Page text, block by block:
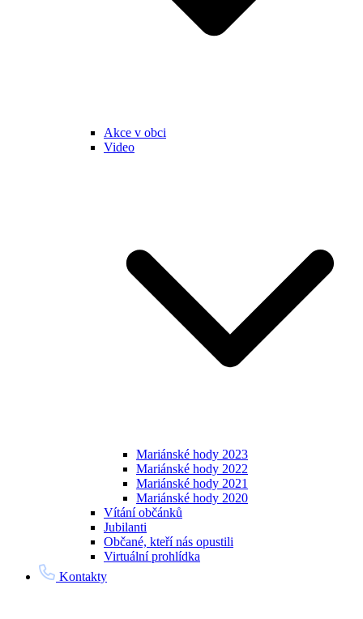
Akce v obci
Video
Mariánské hody 2023
Mariánské hody 2022
Mariánské hody 2021
Mariánské hody 2020
Vítání občánků
Jubilanti
Občané, kteří nás opustili
Virtuální prohlídka
Kontakty